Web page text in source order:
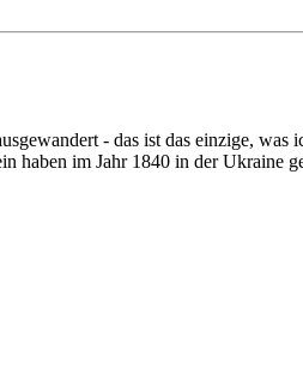
- das ist das einzige, was
haben im Jahr 1840 in der Ukraine